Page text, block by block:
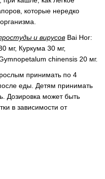
которые нередко
и вирусов Bai Hor:
мг, Куркума 30 мг,
chinensis 20 мг.
принимать по 4
еды. Детям принимать
Дозировка может быть
в зависимости от